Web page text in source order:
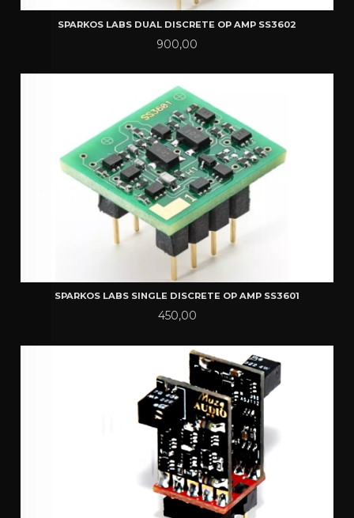
SPARKOS LABS DUAL DISCRETE OP AMP SS3602
Pris
900,00
SPARKOS LABS SINGLE DISCRETE OP AMP SS3601
Pris
450,00